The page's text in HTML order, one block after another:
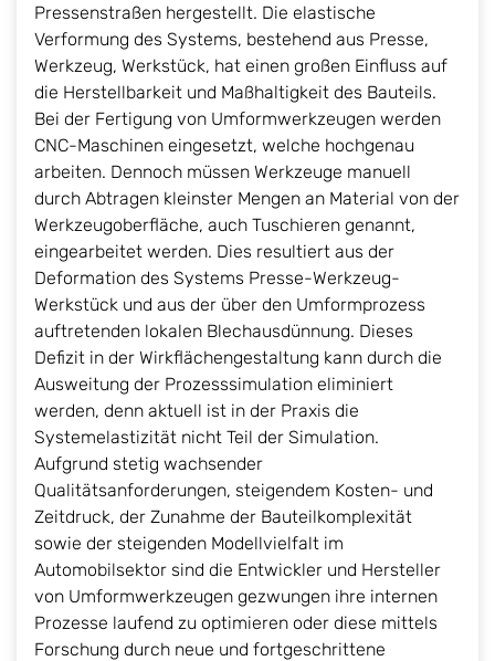
Pressenstraßen hergestellt. Die elastische
Verformung des Systems, bestehend aus Presse,
Werkzeug, Werkstück, hat einen großen Einfluss auf
die Herstellbarkeit und Maßhaltigkeit des Bauteils.
Bei der Fertigung von Umformwerkzeugen werden
CNC-Maschinen eingesetzt, welche hochgenau
arbeiten. Dennoch müssen Werkzeuge manuell
durch Abtragen kleinster Mengen an Material von der
Werkzeugoberfläche, auch Tuschieren genannt,
eingearbeitet werden. Dies resultiert aus der
Deformation des Systems Presse-Werkzeug-
Werkstück und aus der über den Umformprozess
auftretenden lokalen Blechausdünnung. Dieses
Defizit in der Wirkflächengestaltung kann durch die
Ausweitung der Prozesssimulation eliminiert
werden, denn aktuell ist in der Praxis die
Systemelastizität nicht Teil der Simulation.
Aufgrund stetig wachsender
Qualitätsanforderungen, steigendem Kosten- und
Zeitdruck, der Zunahme der Bauteilkomplexität
sowie der steigenden Modellvielfalt im
Automobilsektor sind die Entwickler und Hersteller
von Umformwerkzeugen gezwungen ihre internen
Prozesse laufend zu optimieren oder diese mittels
Forschung durch neue und fortgeschrittene